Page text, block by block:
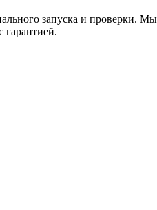
запуска и проверки.
гарантией.